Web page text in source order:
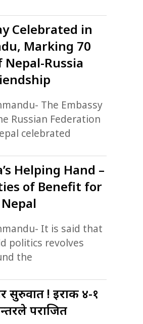
Celebrated in
Marking 70
Nepal-Russia
The Embassy
Russian Federation
celebrated
Helping Hand –
of Benefit for
Nepal
It is said that
politics revolves
the
सुरुवात ! इराक ४-१
पराजित